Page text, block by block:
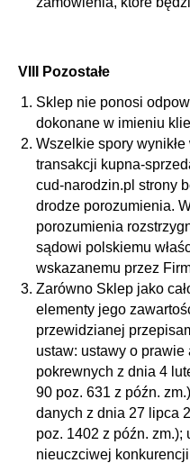
VIII Pozostałe
Sklep nie ponosi
dokonane w imieniu
Wszelkie spory
transakcji kupna-
cud-narodzin.pl strony
drodze porozumienia.
porozumienia
sądowi polskiemu
wskazanemu przez
Zarówno Sklep jako
elementy jego
przewidzianej
ustaw: ustawy o prawie
pokrewnych z dnia 4
90 poz. 631 z późn.
danych z dnia 27 lipca
poz. 1402 z późn.
nieuczciwej